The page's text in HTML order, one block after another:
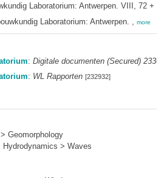
Laboratorium: Antwerpen. VIII, 72 +
Laboratorium: Antwerpen. , more
: Digitale documenten (Secured)
: WL Rapporten [232932]
Geomorphology
> Waves